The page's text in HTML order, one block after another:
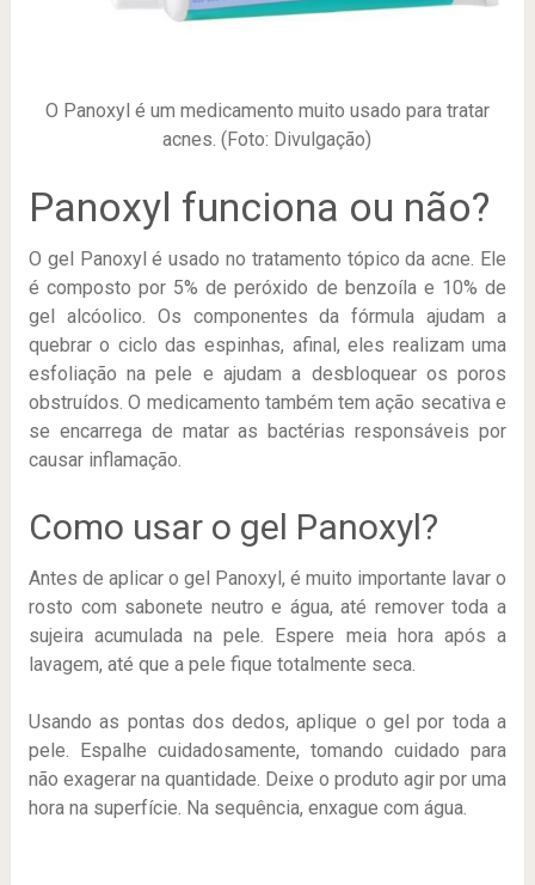
O Panoxyl é um medicamento muito usado para tratar
acnes. (Foto: Divulgação)
Panoxyl funciona ou não?
O gel Panoxyl é usado no tratamento tópico da acne. Ele
é composto por 5% de peróxido de benzoíla e 10% de
gel alcóolico. Os componentes da fórmula ajudam a
quebrar o ciclo das espinhas, afinal, eles realizam uma
esfoliação na pele e ajudam a desbloquear os poros
obstruídos. O medicamento também tem ação secativa e
se encarrega de matar as bactérias responsáveis por
causar inflamação.
Como usar o gel Panoxyl?
Antes de aplicar o gel Panoxyl, é muito importante lavar o
rosto com sabonete neutro e água, até remover toda a
sujeira acumulada na pele. Espere meia hora após a
lavagem, até que a pele fique totalmente seca.
Usando as pontas dos dedos, aplique o gel por toda a
pele. Espalhe cuidadosamente, tomando cuidado para
não exagerar na quantidade. Deixe o produto agir por uma
hora na superfície. Na sequência, enxague com água.